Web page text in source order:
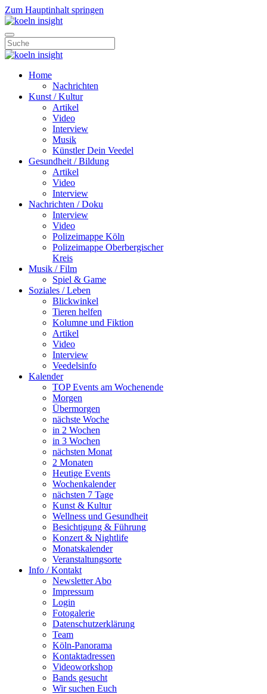
Zum Hauptinhalt springen
Home
Nachrichten
Kunst / Kultur
Artikel
Video
Interview
Musik
Künstler Dein Veedel
Gesundheit / Bildung
Artikel
Video
Interview
Nachrichten / Doku
Interview
Video
Polizeimappe Köln
Polizeimappe Oberbergischer
Kreis
Musik / Film
Spiel & Game
Soziales / Leben
Blickwinkel
Tieren helfen
Kolumne und Fiktion
Artikel
Video
Interview
Veedelsinfo
Kalender
TOP Events am Wochenende
Morgen
Übermorgen
nächste Woche
in 2 Wochen
in 3 Wochen
nächsten Monat
2 Monaten
Heutige Events
Wochenkalender
nächsten 7 Tage
Kunst & Kultur
Wellness und Gesundheit
Besichtigung & Führung
Konzert & Nightlife
Monatskalender
Veranstaltungsorte
Info / Kontakt
Newsletter Abo
Impressum
Login
Fotogalerie
Datenschutzerklärung
Team
Köln-Panorama
Kontaktadressen
Videoworkshop
Bands gesucht
Wir suchen Euch